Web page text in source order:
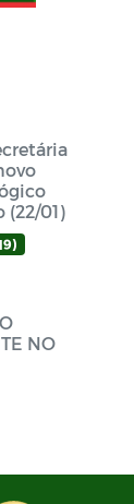
(22/01)
NO